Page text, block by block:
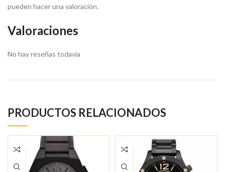
Valoraciones
No hay reseñas todavía
pueden hacer una valoración.
PRODUCTOS RELACIONADOS